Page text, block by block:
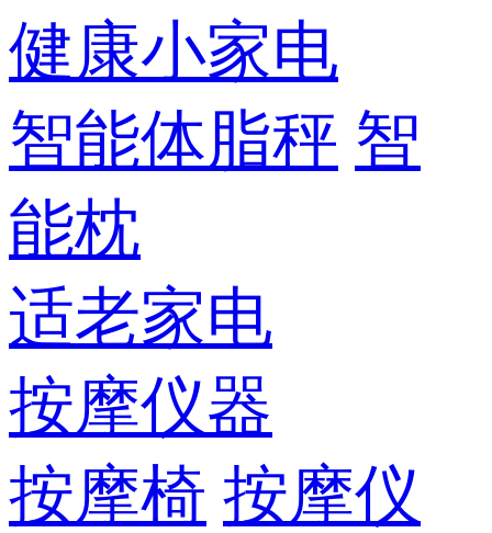
健康小家电
智能体脂秤 智
能枕
适老家电
按摩仪器
按摩椅 按摩仪